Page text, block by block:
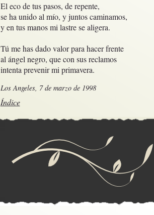
El eco de tus pasos, de repente,
se ha unido al mío, y juntos caminamos,
y en tus manos mi lastre se aligera.
Tú me has dado valor para hacer frente
al ángel negro, que con sus reclamos
intenta prevenir mi primavera.
Los Angeles, 7 de marzo de 1998
Índice